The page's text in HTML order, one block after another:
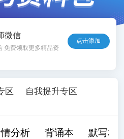
微信
免费领取更多精品资
点击添加
区 自我提升专区
分析 背诵本 默写本